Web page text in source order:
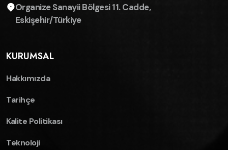
Organize Sanayii Bölgesi 11. Cadde,
Eskişehir/Türkiye
KURUMSAL
Hakkımızda
Tarihçe
Kalite Politikası
Teknoloji